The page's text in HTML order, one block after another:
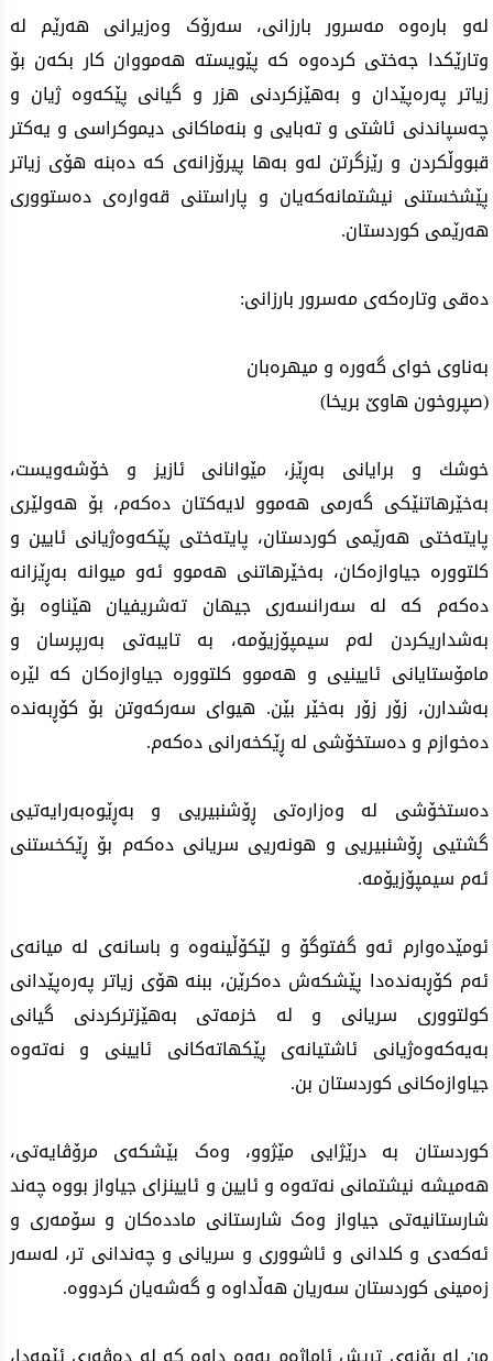
له‌و باره‌وه‌ مه‌سرور بارزانی، سەرۆک وه‌زیرانی هه‌رێم لە
وتارێکدا جەختی کردەوە کە پێویستە هەمووان کار بکەن بۆ
زیاتر پەرەپێدان و بەهێزکردنی هزر و گیانی پێکەوە ژیان و
چەسپاندنی ئاشتی و تەبایی و بنەماکانی دیموکراسی و یەکتر
قبووڵکردن و رێزگرتن لەو بەها پیرۆزانەی کە دەبنە هۆی زیاتر
پێشخستنی نیشتمانەکەیان و پاراستنی قەوارەی دەستووری
هەرێمی کوردستان.
دەقی وتاره‌كه‌ی مه‌سرور بارزانی:
بەناوی خوای گەورە و میهرەبان
(صپروخون هاوێ بریخا)
خوشك و برایانی بەڕێز، مێوانانی ئازیز و خۆشەویست،
بەخێرهاتنێكی گەرمی هەموو لایەكتان دەكەم، بۆ هەولێری
پایتەختی هەرێمی كوردستان، پایتەختی پێكەوەژیانی ئایین و
كلتوورە جیاوازەكان، بەخێرهاتنی هەموو ئەو میوانە بەڕێزانە
دەكەم كە لە سەرانسەری جیهان تەشریفیان هێناوە بۆ
بەشداریكردن لەم سیمپۆزیۆمە، بە تایبەتی بەرپرسان و
مامۆستایانی ئایینیی و هەموو كلتوورە جیاوازەكان كە لێرە
بەشدارن، زۆر زۆر بەخێر بێن. هیوای سەرکەوتن بۆ كۆڕبەندە
دەخوازم و دەستخۆشی لە ڕێكخەرانی دەكەم.
دەستخۆشی لە وەزارەتی ڕۆشنبیریی و بەڕێوەبەرایەتیی
گشتیی ڕۆشنبیریی و هونەریی سریانی دەکەم بۆ ڕێکخستنی
ئەم سیمپۆزیۆمە.
ئومێدەوارم ئەو گفتوگۆ و لێکۆڵینەوە و باسانەی لە میانەی
ئەم کۆڕبەندەدا پێشکەش دەکرێن، ببنە هۆی زیاتر پەرەپێدانی
کولتووری سریانی و لە خزمەتی بەهێزترکردنی گیانی
بەیەکەوەژیانی ئاشتیانەی پێکهاتەكانی ئایینی و نەتەوە
جیاوازەکانی کوردستان بن.
کوردستان بە درێژایی مێژوو، وەک بێشکەی مرۆڤایەتی،
هەمیشە نیشتمانی نەتەوە و ئایین و ئایینزای جیاواز بووە چەند
شارستانیەتی جیاواز وەک شارستانی ماددەکان و سۆمەری و
ئەکەدی و کلدانی و ئاشووری و سریانی و چەندانی تر، لەسەر
زەمینی کوردستان سەریان هەڵداوە و گەشەیان کردووە.